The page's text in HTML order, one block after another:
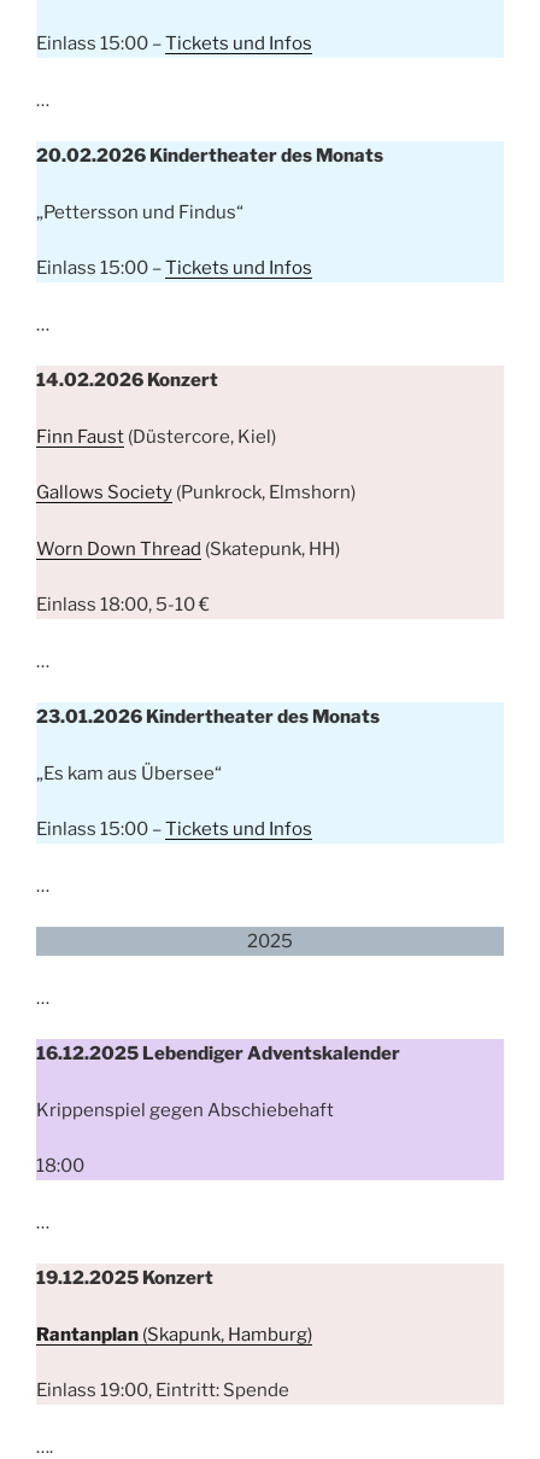
Einlass 15:00 –Tickets und Infos
…
20.02.2026 Kindertheater des Monats
„Pettersson und Findus“
Einlass 15:00 –Tickets und Infos
…
14.02.2026 Konzert
Finn Faust (Düstercore, Kiel)
Gallows Society (Punkrock, Elmshorn)
Worn Down Thread (Skatepunk, HH)
Einlass 18:00, 5-10 €
…
23.01.2026 Kindertheater des Monats
„Es kam aus Übersee“
Einlass 15:00 –Tickets und Infos
…
2025
…
16.12.2025 Lebendiger Adventskalender
Krippenspiel gegen Abschiebehaft
18:00
…
19.12.2025 Konzert
Rantanplan (Skapunk, Hamburg)
Einlass 19:00, Eintritt: Spende
….